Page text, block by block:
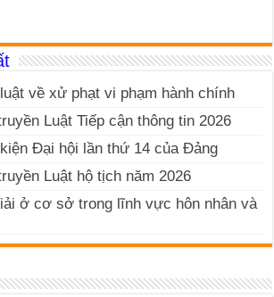
về xử phạt vi phạm hành chính
Luật Tiếp cận thông tin 2026
Đại hội lần thứ 14 của Đảng
Luật hộ tịch năm 2026
ở cơ sở trong lĩnh vực hôn nhân và